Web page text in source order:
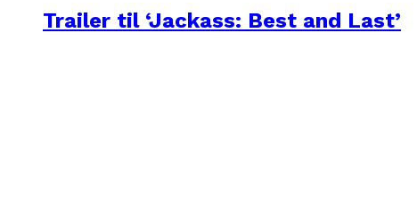
Trailer til ‘Jackass: Best and Last’